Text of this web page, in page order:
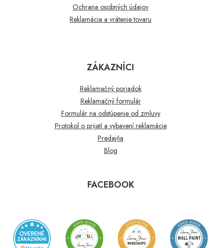
Ochrana osobných údajov
Reklamácia a vrátenie tovaru
ZÁKAZNÍCI
Reklamačný poriadok
Reklamačný formulár
Formulár na odstúpenie od zmluvy
Protokol o prijatí a vybavení reklamácie
Predajňa
Blog
FACEBOOK